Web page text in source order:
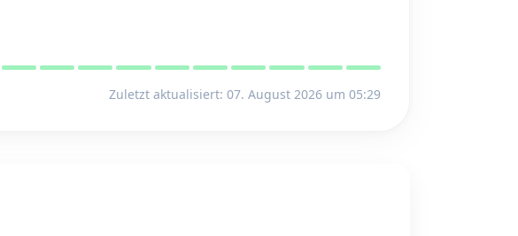
Zuletzt aktualisiert: 07. August 2026 um 05:29